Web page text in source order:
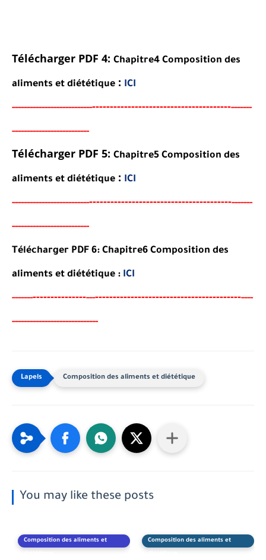
Télécharger PDF 4: Chapitre4 Composition des
aliments et diététique : ICI
-------------------------------------------------------------------------
--------------------------
Télécharger PDF 5: Chapitre5 Composition des
aliments et diététique : ICI
-------------------------------------------------------------------------
--------------------------
Télécharger PDF 6: Chapitre6 Composition des
aliments et diététique : ICI
----------------------------------------------------------------------
-----------------------------
Composition des aliments et diététique
You may like these posts
Composition des aliments et
Composition des aliments et